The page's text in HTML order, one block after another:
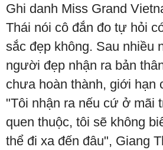
Ghi danh Miss Grand
Thái nói cô đắn đo tự hỏi
sắc đẹp không. Sau nhiều
người đẹp nhận ra bản
chưa hoàn thành, giới hạn
"Tôi nhận ra nếu cứ ở mãi
quen thuộc, tôi sẽ không
thể đi xa đến đâu", Giang